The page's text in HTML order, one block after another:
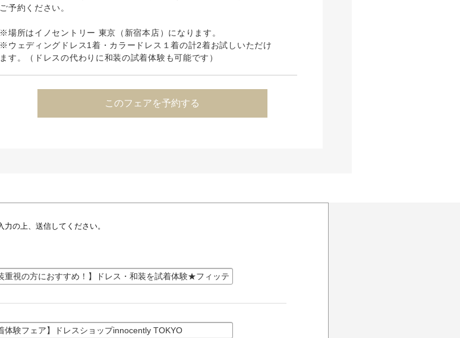
ご予約ください。
※場所はイノセントリー 東京（新宿本店）になります。
※ウェディングドレス1着・カラードレス１着の計2着お試しいただけ
ます。（ドレスの代わりに和装の試着体験も可能です）
このフェアを予約する